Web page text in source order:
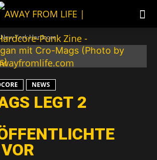
New York Hardcore
NEWS
LEGT 2